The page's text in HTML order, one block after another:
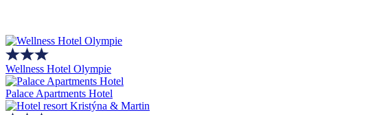
Wellness Hotel Olympie
Palace Apartments Hotel